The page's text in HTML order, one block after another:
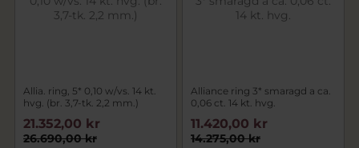
Allia. ring, 5* 0,10 w/vs. 14 kt.
hvg. (br. 3,7-tk. 2,2 mm.)
26.690,00 kr
21.352,00 kr
Alliance ring 3* smaragd a ca.
0,06 ct. 14 kt. hvg.
14.275,00 kr
11.420,00 kr